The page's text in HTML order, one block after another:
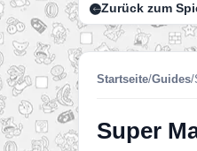
Zurück zum
Startseite/Guides/
Super